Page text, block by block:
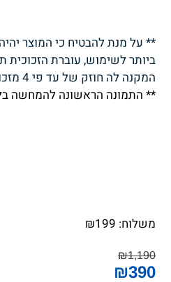
** על מנת להבטיח כי המוצר
ביותר לשימוש, עוברת הזכוכית
המקנה לה חוזק של עד פי 4 מזכוכית סטנדרטית.
** התמונה הראשונה להמחשה
משלוח: ₪199
₪1,190
₪390